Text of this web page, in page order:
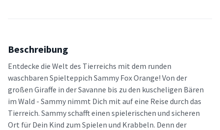
Beschreibung
Entdecke die Welt des Tierreichs mit dem runden
waschbaren Spielteppich Sammy Fox Orange! Von der
großen Giraffe in der Savanne bis zu den kuscheligen Bären
im Wald - Sammy nimmt Dich mit auf eine Reise durch das
Tierreich. Sammy schafft einen spielerischen und sicheren
Ort für Dein Kind zum Spielen und Krabbeln. Denn der